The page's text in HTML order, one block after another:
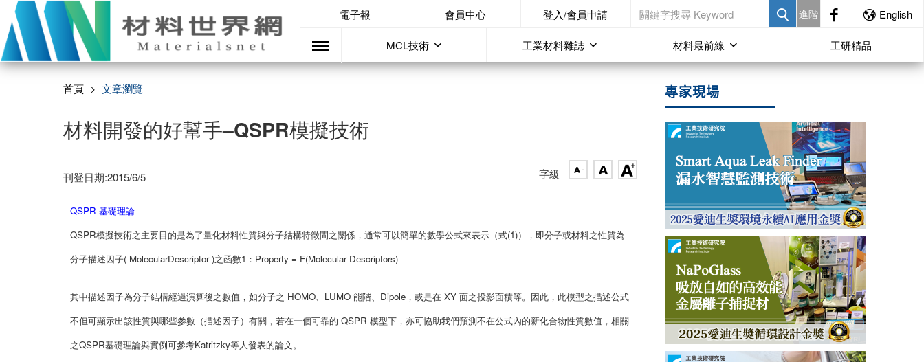
電子報 會員中心 登入/會員申請 進階 English
MCL技術 工業材料雜誌 材料最前線 工研精品
首頁 文章瀏覽
材料開發的好幫手–QSPR模擬技術
刊登日期:2015/6/5 字級
QSPR 基礎理論
QSPR模擬技術之主要目的是為了量化材料性質與分子結構特徵間之關係，通常可以簡單的數學公式來表示（式(1)），即分子或材料之性質為
分子描述因子( MolecularDescriptor )之函數1： Property = F(Molecular Descriptors)
其中描述因子為分子結構經過演算後之數值，如分子之 HOMO、LUMO 能階、Dipole，或是在 XY 面之投影面積等。因此，此模型之描述公式
不但可顯示出該性質與哪些參數（描述因子）有關，若在一個可靠的 QSPR 模型下，亦可協助我們預測不在公式內的新化合物性質數值，相關
之QSPR基礎理論與實例可參考Katritzky等人發表的論文。
專家現場